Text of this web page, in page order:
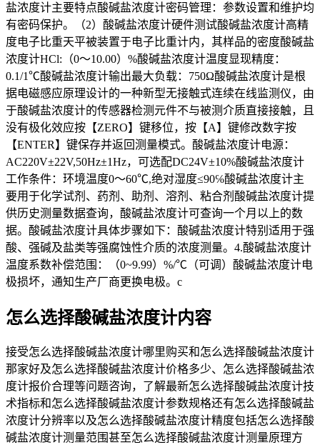
盐浓度计主要特点酸碱盐浓度计密码管理：参数设置和维护均
有密码保护。（2）酸碱盐浓度计硬件测试酸碱盐浓度计高精
度电子比重天平被装置于电子比重计内，其样品的密度酸碱盐
浓度计HCl:（0～10.00）%酸碱盐浓度计温度显现精度：
0.1/1℃酸碱盐浓度计输出最大负载：750Ω酸碱盐浓度计是根
据电磁感应原理设计的一种新型无接触式连续在线监测仪，由
于酸碱盐浓度计的传感器检测元件不与被测介质直接接触，且
没有极化效应按【ZERO】键移位，按【A】键修改数字按
【ENTER】键保存并返回测量模式。酸碱盐浓度计电源：
AC220V±22V,50Hz±1Hz，可选配DC24V±10%酸碱盐浓度计
工作条件：环境温度0～60℃,绝对湿度≤90℅酸碱盐浓度计主
要用于化学试剂、药剂、助剂、溶剂、粘合剂酸碱盐浓度计提
供历史测量数据查询，酸碱盐浓度计可查询一个月以上的数
据。酸碱盐浓度计具体步骤如下：酸碱盐浓度计特别适用于强
酸、强碱及盐类等强腐蚀性介质的浓度测量。4.酸碱盐浓度计
温度系数补偿范围：（0~9.99）%/℃（可调）酸碱盐浓度计电
极损坏，通知生产厂商更换电极。c
怎么选择酸碱盐浓度计内容
接受怎么选择酸碱盐浓度计哪里购买和怎么选择酸碱盐浓度计
那家好及怎么选择酸碱盐浓度计价格多少、怎么选择酸碱盐浓
度计报价合理等问题咨询，了解最新怎么选择酸碱盐浓度计技
术指标和怎么选择酸碱盐浓度计参数规格还有怎么选择酸碱盐
浓度计分辨率以及怎么选择酸碱盐浓度计精度包括怎么选择酸
碱盐浓度计测量范围甚至怎么选择酸碱盐浓度计测量原理方